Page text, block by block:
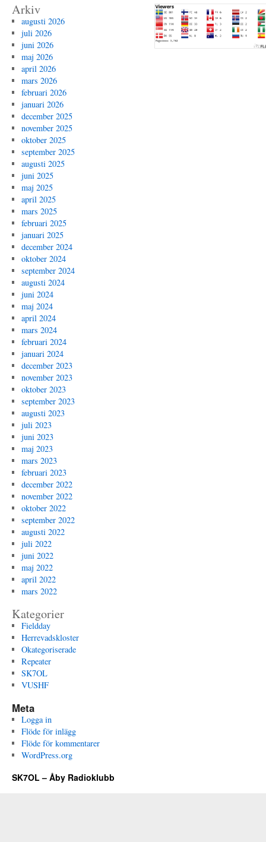
Arkiv
augusti 2026
juli 2026
juni 2026
maj 2026
april 2026
mars 2026
februari 2026
januari 2026
december 2025
november 2025
oktober 2025
september 2025
augusti 2025
juni 2025
maj 2025
april 2025
mars 2025
februari 2025
januari 2025
december 2024
oktober 2024
september 2024
augusti 2024
juni 2024
maj 2024
april 2024
mars 2024
februari 2024
januari 2024
december 2023
november 2023
oktober 2023
september 2023
augusti 2023
juli 2023
juni 2023
maj 2023
mars 2023
februari 2023
december 2022
november 2022
oktober 2022
september 2022
augusti 2022
juli 2022
juni 2022
maj 2022
april 2022
mars 2022
Kategorier
Fieldday
Herrevadskloster
Okategoriserade
Repeater
SK7OL
VUSHF
Meta
Logga in
Flöde för inlägg
Flöde för kommentarer
WordPress.org
SK7OL – Åby Radioklubb